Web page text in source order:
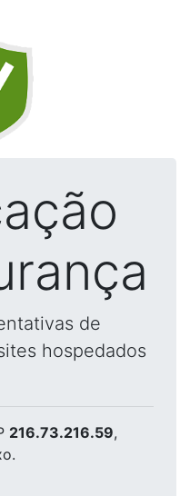
de
hospedados
216.73.216.59,